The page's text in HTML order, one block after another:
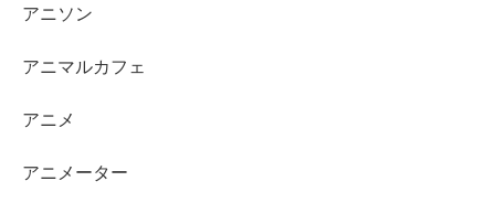
アニソン
アニマルカフェ
アニメ
アニメーター